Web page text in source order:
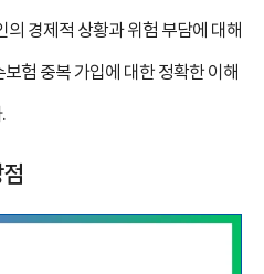
의 경제적 상황과 위험 부담에 대해
험 중복 가입에 대한 정확한 이해